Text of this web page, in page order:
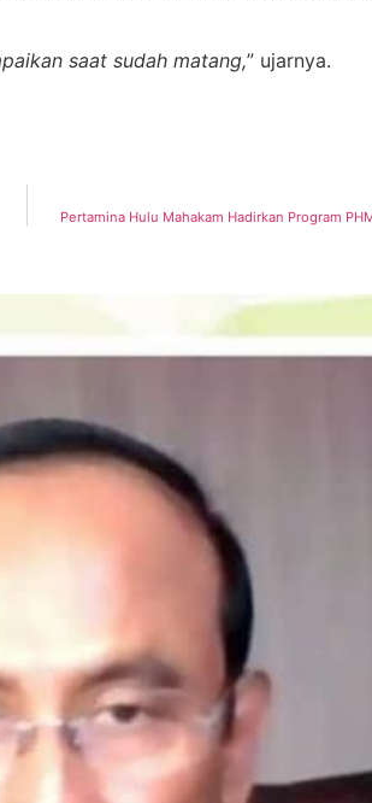
saat sudah matang,” ujarnya.
Pertamina Hulu Mahakam Hadirkan Program